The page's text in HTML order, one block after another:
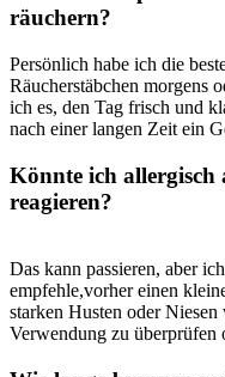
räuchern?
Persönlich habe⁣ ich die
Räucherstäbchen morgens
ich‌ es, den ⁤Tag⁢ frisch‍ und
nach einer langen Zeit ein
Könnte ich allergisch
reagieren?
Das ⁣kann passieren, aber
empfehle,vorher einen
⁢starken Husten oder Niesen
Verwendung zu überprüfen